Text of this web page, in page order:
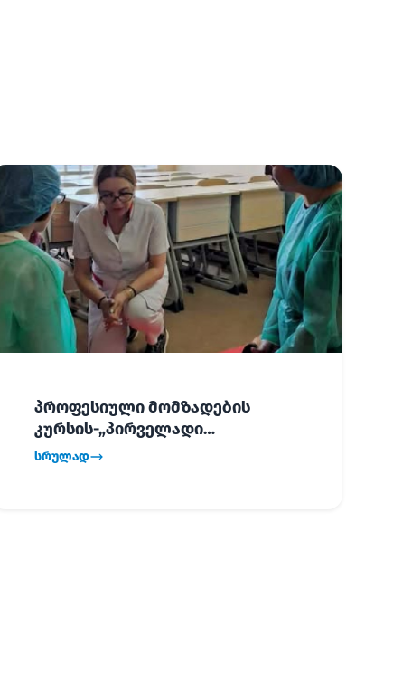
პროფესიული მომზადების
კურსის-„პირველადი
გადაუდებელი დახმარება“,
სრულად